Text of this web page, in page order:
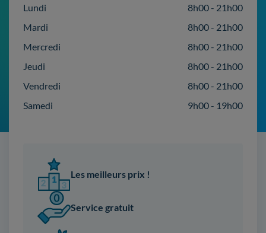
Lundi
8h00 - 21h00
Mardi
8h00 - 21h00
Mercredi
8h00 - 21h00
Jeudi
8h00 - 21h00
Vendredi
8h00 - 21h00
Samedi
9h00 - 19h00
Les meilleurs prix !
Service gratuit